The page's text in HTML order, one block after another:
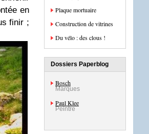
en
finir ;
Plaque mortuaire
Construction de vitrines
Du vélo : des clous !
Dossiers Paperblog
Bosch
Marques
Paul Klee
Peintre